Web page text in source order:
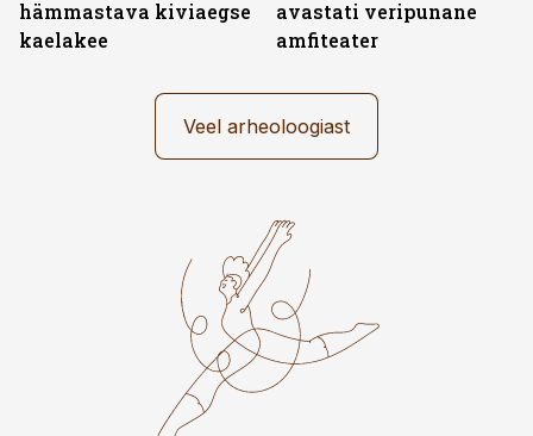
hämmastava kiviaegse
kaelakee
avastati veripunane
amfiteater
Veel arheoloogiast